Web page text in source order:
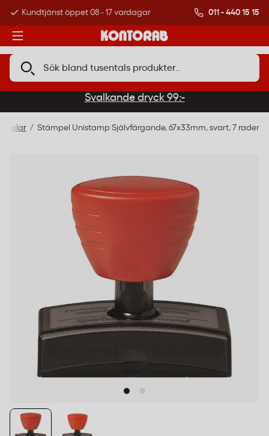
Kundtjänst öppet 08 - 17 vardagar Över 500 000
011 - 440 15 15
Svalkande dryck 99:-
Stämpel Unistamp Självfärgande, 67x33mm, svart, 7 rader